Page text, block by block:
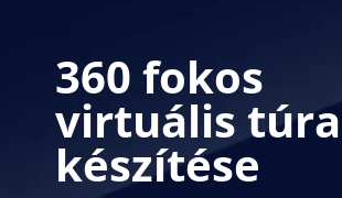
360 fokos
virtuális túra
készítése